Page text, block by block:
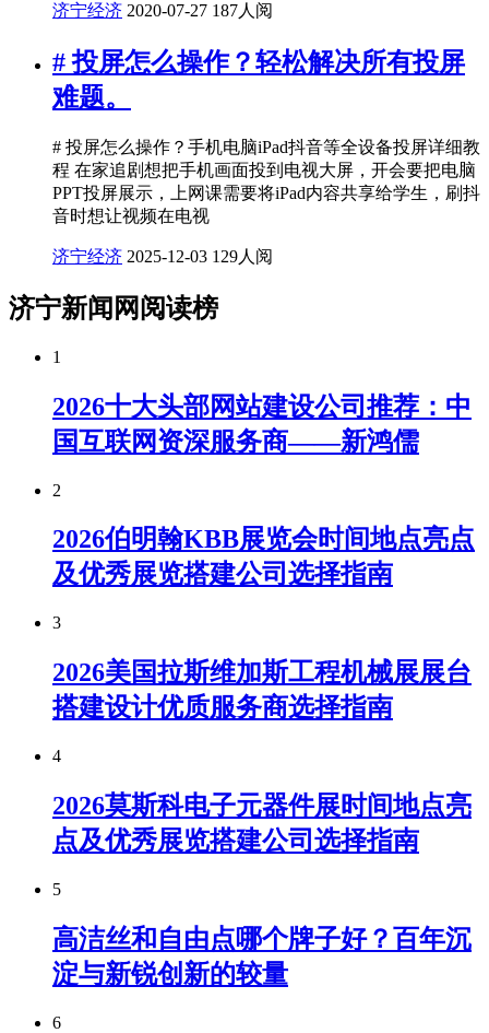
济宁经济 2020-07-27 187人阅
# 投屏怎么操作？轻松解决所有投屏
难题。
# 投屏怎么操作？手机电脑iPad抖音等全设备投屏详细教
程 在家追剧想把手机画面投到电视大屏，开会要把电脑
PPT投屏展示，上网课需要将iPad内容共享给学生，刷抖
音时想让视频在电视
济宁经济 2025-12-03 129人阅
济宁新闻网阅读榜
1
2026十大头部网站建设公司推荐：中
国互联网资深服务商——新鸿儒
2
2026伯明翰KBB展览会时间地点亮点
及优秀展览搭建公司选择指南
3
2026美国拉斯维加斯工程机械展展台
搭建设计优质服务商选择指南
4
2026莫斯科电子元器件展时间地点亮
点及优秀展览搭建公司选择指南
5
高洁丝和自由点哪个牌子好？百年沉
淀与新锐创新的较量
6